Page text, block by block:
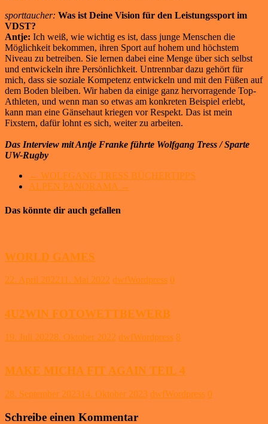
sporttaucher: Was ist Deine Vision für den Leistungssport im
VDST?
Antje: Ich weiß, wie wichtig es ist, dass junge Menschen die
Möglichkeit bekommen, ihren Sport auf hohem und höchstem
Niveau zu betreiben. Sie lernen dabei eine Menge über sich selbst
und entwickeln ihre Persönlichkeit. Untrennbar dazu gehört für
mich, dass sie soziale Kompetenz entwickeln und mit den Füßen auf
dem Boden bleiben. Wir haben da einige ganz hervorragende Top-
Athleten, und wenn man so etwas am konkreten Beispiel erlebt,
kann man eine Gänsehaut kriegen vor Respekt. Das ist mein
Fixstern, dafür lohnt es sich, weiter zu arbeiten.
Das Interview mit Antje Franke führte Wolfgang Tress / Sparte
UW-Rugby
← WOLFGANG TRESS BÜCHERTIPPS
ALPEN PANORAMA →
Das könnte dir auch gefallen
WORLD GAMES
22. April 202211. Mai 2022 dwfWordpress 0
4U2WIN FOTOWETTBEWERB
19. Juli 20228. Oktober 2022 dwfWordpress 8
MAKE MICHA FIT AGAIN TEIL 4
28. September 202314. Oktober 2023 dwfWordpress 0
Schreibe einen Kommentar